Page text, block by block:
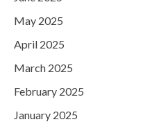
May 2025
April 2025
March 2025
February 2025
January 2025